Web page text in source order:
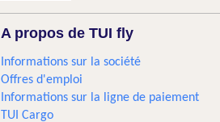
A propos de TUI fly
Informations sur la société
Offres d'emploi
Informations sur la ligne de paiement
TUI Cargo